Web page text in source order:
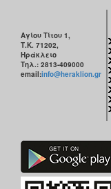
Αγίου Τίτου 1,
Τ.Κ. 71202,
Ηράκλειο
Τηλ.: 2813-409000
email:info@heraklion.gr